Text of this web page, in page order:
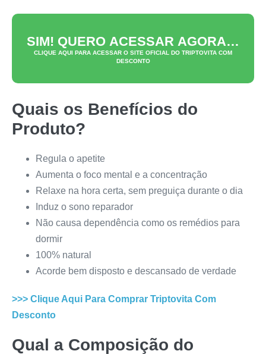
SIM! QUERO ACESSAR AGORA…
CLIQUE AQUI PARA ACESSAR O SITE OFICIAL DO TRIPTOVITA COM
DESCONTO
Quais os Benefícios do
Produto?
Regula o apetite
Aumenta o foco mental e a concentração
Relaxe na hora certa, sem preguiça durante o dia
Induz o sono reparador
Não causa dependência como os remédios para
dormir
100% natural
Acorde bem disposto e descansado de verdade
>>> Clique Aqui Para Comprar Triptovita Com
Desconto
Qual a Composição do